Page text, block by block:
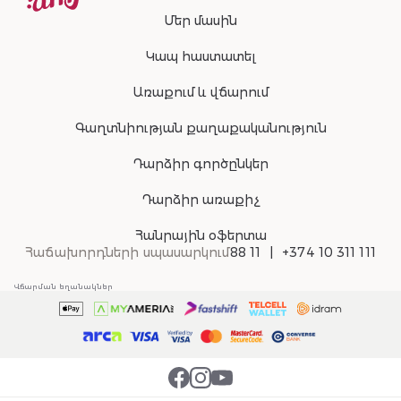
Մեր մասին
Կապ հաստատել
Առաքում և վճարում
Գաղտնիության քաղաքականություն
Դարձիր գործընկեր
Դարձիր առաքիչ
Հանրային օֆերտա
Հաճախորդների սպասարկում88 11 +374 10 311 111
Վճարման եղանակներ